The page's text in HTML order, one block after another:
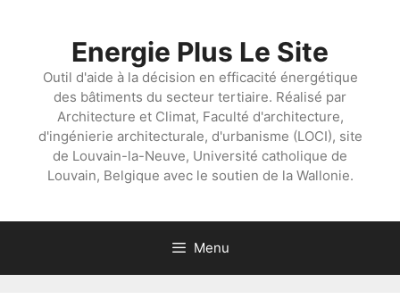
Energie Plus Le Site
Outil d'aide à la décision en efficacité énergétique
des bâtiments du secteur tertiaire. Réalisé par
Architecture et Climat, Faculté d'architecture,
d'ingénierie architecturale, d'urbanisme (LOCI), site
de Louvain-la-Neuve, Université catholique de
Louvain, Belgique avec le soutien de la Wallonie.
Menu